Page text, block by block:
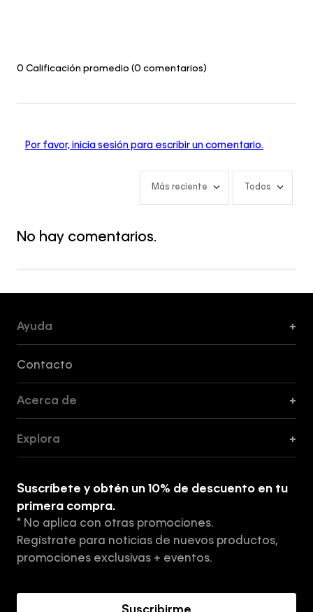
0 Calificación promedio (0 comentarios)
Por favor, inicia sesión para escribir un comentario.
Más reciente Todos
No hay comentarios.
Ayuda +
Contacto
Acerca de +
Tiendas
Aviso de privacidad
Términos y Condiciones
Explora +
Suscríbete y obtén un 10% de descuento en tu
primera compra.
* No aplica con otras promociones.
Regístrate para noticias de nuevos productos,
promociones exclusivas + eventos.